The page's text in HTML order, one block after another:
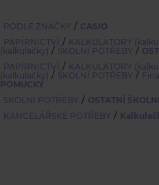
PODLE ZNAČKY / CASIO
PAPÍRNICTVÍ / KALKULÁTORY
(kalkulačky) / ŠKOLNÍ POTŘEBY /
PAPÍRNICTVÍ / KALKULÁTORY
(kalkulačky) / ŠKOLNÍ POTŘEBY /
POMUCKY
ŠKOLNÍ POTŘEBY / OSTATNÍ
KANCELÁŘSKÉ POTŘEBY /